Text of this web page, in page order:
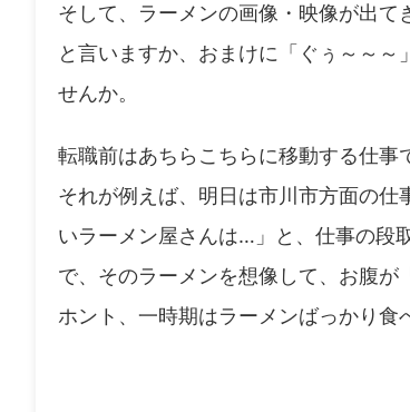
そして、ラーメンの画像・映像が出
と言いますか、おまけに「ぐぅ～～
せんか。
転職前はあちらこちらに移動する仕事
それが例えば、明日は市川市方面の
いラーメン屋さんは…」と、仕事の段
で、そのラーメンを想像して、お腹が
ホント、一時期はラーメンばっかり食